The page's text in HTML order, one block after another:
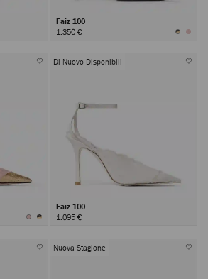
Faiz 100
1.350 €
Di Nuovo Disponibili
Faiz 100
1.095 €
Nuova Stagione